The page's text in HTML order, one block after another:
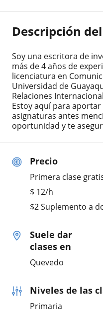
Precio
Primera clase
$ 12/h
$2 Suplemento a
Suele dar
clases en
Quevedo
Niveles de las
Primaria
Descripción
Soy una escritora de
más de 4 años de
licenciatura en
Universidad de
Relaciones
Estoy aquí para
asignaturas antes
oportunidad y te